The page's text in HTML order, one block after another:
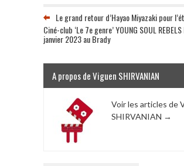
Le grand retour d’Hayao Miyazaki pour
Ciné-club ‘Le 7e genre’ YOUNG SOUL
janvier 2023 au Brady
A propos de Viguen SHIRVANIAN
Voir les articles de
SHIRVANIAN →